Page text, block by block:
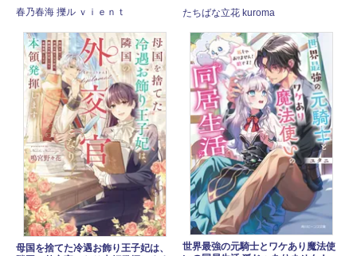
春乃春海 擽ル ｖｉｅｎｔ
たちばな立花 kuroma
母国を捨てた冷遇お飾り王子妃は、
世界最強の元騎士とワケあり魔法使